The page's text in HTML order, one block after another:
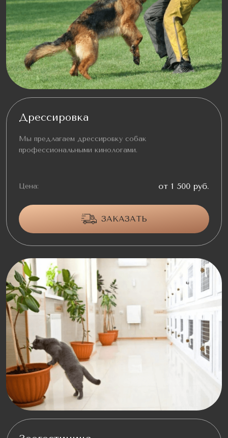
Дрессировка
Мы предлагаем дрессировку собак
профессиональными кинологами.
Цена: от 1 500 руб.
ЗАКАЗАТЬ